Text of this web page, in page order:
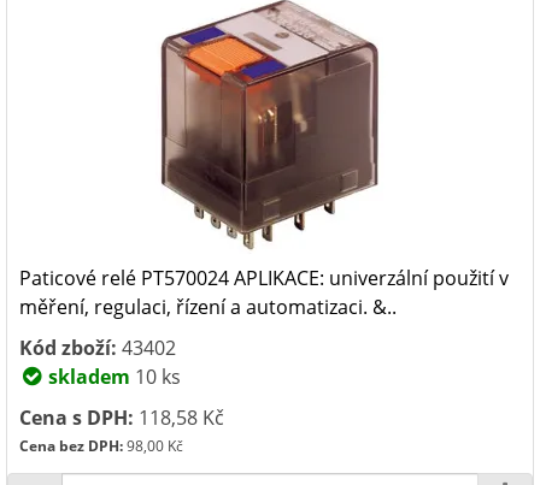
Paticové relé PT570024 APLIKACE: univerzální použití v
měření, regulaci, řízení a automatizaci. &..
Kód zboží: 43402
skladem 10 ks
Cena s DPH: 118,58 Kč
Cena bez DPH:98,00 Kč